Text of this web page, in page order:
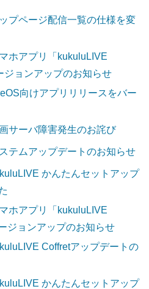
ップページ配信一覧の仕様を変
ホアプリ「kukuluLIVE
ジョンアップのお知らせ
向けアプリリリースをバー
サーバ障害発生のお詫び
テムアップデートのお知らせ
かんたんセットアップ
ホアプリ「kukuluLIVE
ジョンアップのお知らせ
Coffretアップデートの
かんたんセットアップ